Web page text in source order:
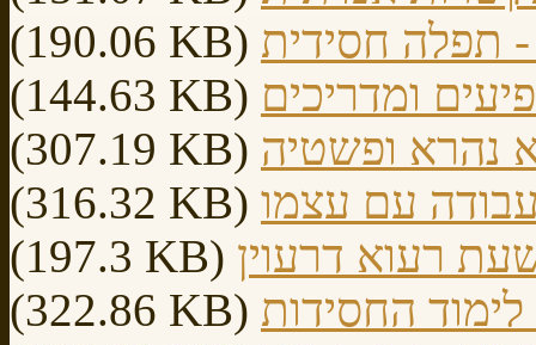
(190.06 KB) - תפלה חסידית
(144.63 KB) ומדריכים
(307.19 KB) נהרא ופשטיה
(316.32 KB) עם עצמו
(197.3 KB) רעוא דרעוין
(322.86 KB) לימוד החסידות